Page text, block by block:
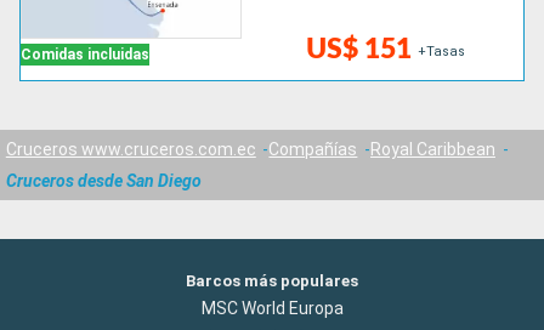
Comidas incluidas US$ 151 +Tasas
Cruceros www.cruceros.com.ec Compañías
Royal Caribbean
Cruceros desde San Diego
Barcos más populares
MSC World Europa